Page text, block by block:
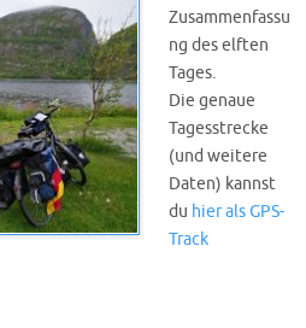
Zusammenfassu
ng des elften
Tages.
Die genaue
Tagesstrecke
(und weitere
Daten) kannst
du hier als GPS-
Track